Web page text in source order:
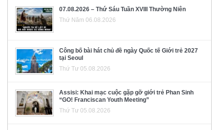
07.08.2026 – Thứ Sáu Tuần XVIII Thường Niên
Thứ Năm 06.08.2026
Công bố bài hát chủ đề ngày Quốc tế Giới trẻ 2027
tại Seoul
Thứ Tư 05.08.2026
Assisi: Khai mạc cuộc gặp gỡ giới trẻ Phan Sinh
“GO! Franciscan Youth Meeting”
Thứ Tư 05.08.2026